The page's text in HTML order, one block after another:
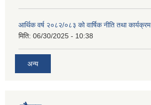
आर्थिक वर्ष २०८२/०८३ को वार्षिक नीति तथा कार्यक्रम
मिति: 06/30/2025 - 10:38
अन्य